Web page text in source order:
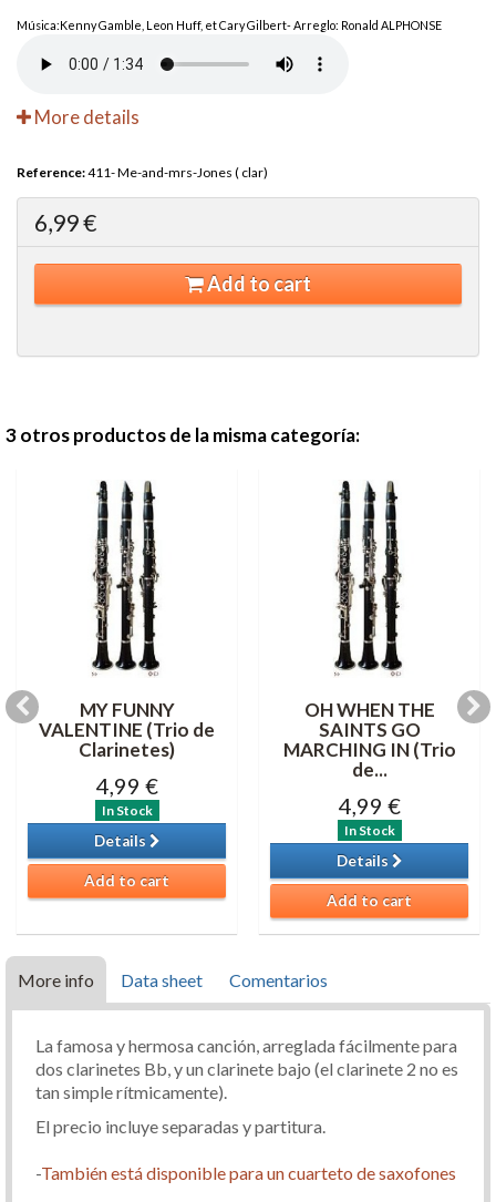
Música:Kenny Gamble, Leon Huff, et Cary Gilbert- Arreglo: Ronald ALPHONSE
More details
Reference:411- Me-and-mrs-Jones ( clar)
6,99 €
Add to cart
3 otros productos de la misma categoría:
MY FUNNY
VALENTINE (Trio de
Clarinetes)
4,99 €
In Stock
Details
Add to cart
OH WHEN THE
SAINTS GO
MARCHING IN (Trio
de...
4,99 €
In Stock
Details
Add to cart
More info Data sheet Comentarios
La famosa y hermosa canción, arreglada fácilmente para
dos clarinetes Bb, y un clarinete bajo (el clarinete 2 no es
tan simple rítmicamente).
El precio incluye separadas y partitura.
-También está disponible para un cuarteto de saxofones